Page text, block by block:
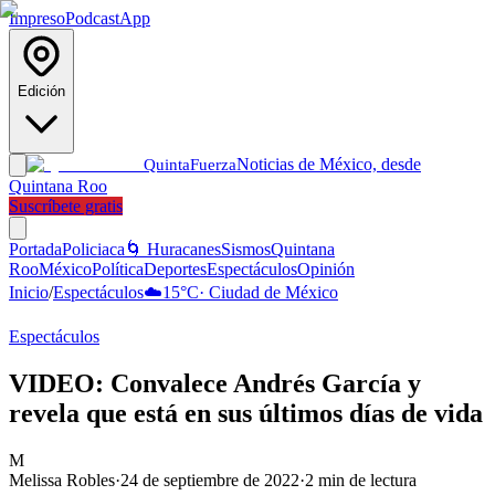
ImpresoPodcastApp
Edición
QuintaFuerzaNoticias de México, desde
Quintana Roo
Suscríbete gratis
PortadaPoliciaca 🌀 HuracanesSismosQuintana
RooMéxicoPolíticaDeportesEspectáculosOpinión
Inicio/Espectáculos☁️15°C· Ciudad de México
Espectáculos
VIDEO: Convalece Andrés García y
revela que está en sus últimos días de vida
M
Melissa Robles·24 de septiembre de 2022·2 min de lectura